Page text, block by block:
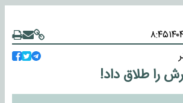
۸:۴۵
را طلاق داد!